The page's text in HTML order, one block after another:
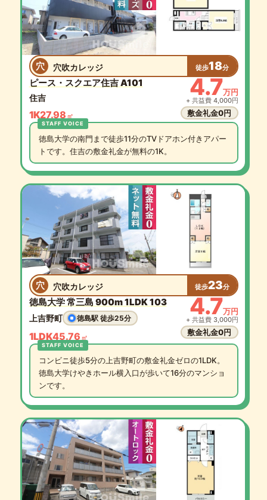
穴 穴吹カレッジ 徒歩18分
ピース・スクエア住吉 A101
住吉
1K27.98 ㎡
4.7万円
+ 共益費 4,000円
敷金礼金0円
徳島大学の南門まで徒歩11分のTVドアホン付きアパー
トです。住吉の敷金礼金が無料の1K。
穴 穴吹カレッジ 徒歩23分
徳島大学 常三島 900m 1LDK 103
上吉野町 徳島駅 徒歩25分
1LDK45.76 ㎡
4.7万円
+ 共益費 3,000円
敷金礼金0円
コンビニ徒歩5分の上吉野町の敷金礼金ゼロの1LDK。
徳島大学けやきホール横入口が歩いて16分のマンショ
ンです。